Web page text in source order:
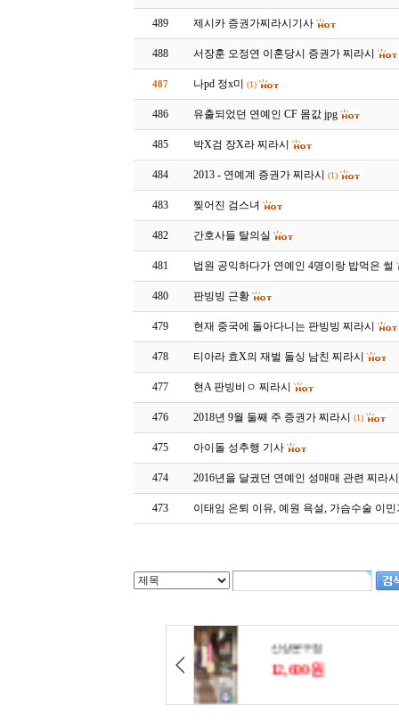
489 제시카 증권가찌라시기사
488 서장훈 오정연 이혼당시 증권가 찌라시
487 나pd 정x미 (1)
486 유출되었던 연예인 CF 몸값 jpg
485 박X검 장X라 찌라시
484 2013 - 연예계 증권가 찌라시 (1)
483 찢어진 검스녀
482 간호사들 탈의실
481 법원 공익하다가 연예인 4명이랑 밥먹은 썰
480 판빙빙 근황
479 현재 중국에 돌아다니는 판빙빙 찌라시
478 티아라 효X의 재벌 돌싱 남친 찌라시
477 현A 판빙비ㅇ 찌라시
476 2018년 9월 둘째 주 증권가 찌라시 (1)
475 아이돌 성추행 기사
474 2016년을 달궜던 연예인 성매매 관련 찌라시
473 이태임 은퇴 이유, 예원 욕설, 가슴수술 이